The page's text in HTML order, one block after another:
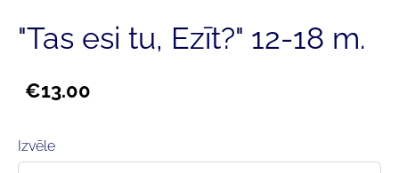
"Tas esi tu, Ezīt?" 12-18 m.
€13.00
Izvēle